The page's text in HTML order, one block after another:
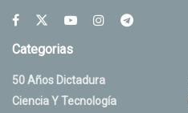
Categorias
50 Años Dictadura
Ciencia Y Tecnología